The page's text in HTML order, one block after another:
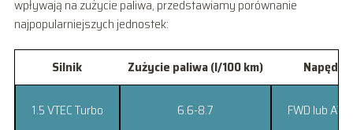
wpływają na zużycie paliwa, przedstawiamy porównanie
najpopularniejszych jednostek:
Silnik Zużycie paliwa (l/100 km) Napęd
1.5 VTEC Turbo 6.6-8.7 FWD lub